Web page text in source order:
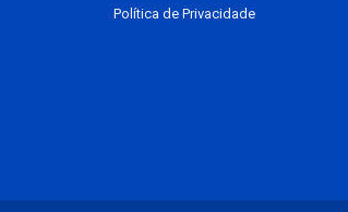
Política de Privacidade